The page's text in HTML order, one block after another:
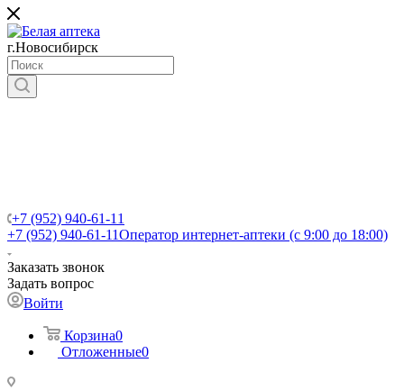
г.Новосибирск
+7 (952) 940-61-11
+7 (952) 940-61-11Оператор интернет-аптеки (с 9:00 до 18:00)
Заказать звонок
Задать вопрос
Войти
Корзина0
Отложенные0